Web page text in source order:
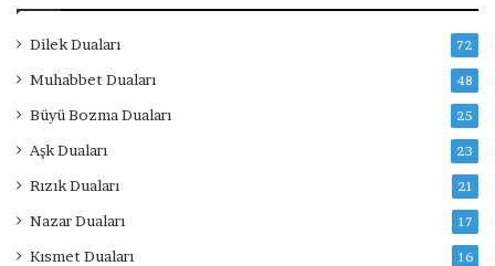
Dilek Duaları 72
Muhabbet Duaları 48
Büyü Bozma Duaları 25
Aşk Duaları 23
Rızık Duaları 21
Nazar Duaları 17
Kısmet Duaları 16